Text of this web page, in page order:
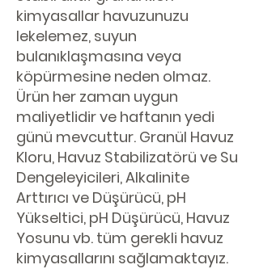
kimyasallar havuzunuzu
lekelemez, suyun
bulanıklaşmasına veya
köpürmesine neden olmaz.
Ürün her zaman uygun
maliyetlidir ve haftanın yedi
günü mevcuttur. Granül Havuz
Kloru, Havuz Stabilizatörü ve Su
Dengeleyicileri, Alkalinite
Arttırıcı ve Düşürücü, pH
Yükseltici, pH Düşürücü, Havuz
Yosunu vb. tüm gerekli havuz
kimyasallarını sağlamaktayız.